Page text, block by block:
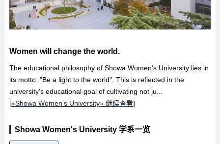
Women will change the world.
The educational philosophy of Showa Women's University lies in
its motto: "Be a light to the world". This is reflected in the
university's educational goal of cultivating not ju...
[«Showa Women's University» 继续查看]
Showa Women's University 学系一览